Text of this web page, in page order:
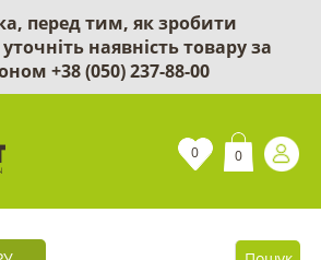
перед тим, як зробити
наявність товару за
+38 (050) 237-88-00
0 0